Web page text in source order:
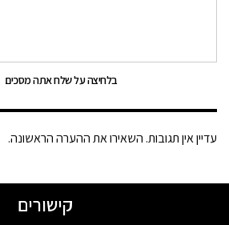
בלחיצה על שלח אתה מסכים
עדיין אין תגובות. השאירו את ההערה הראשונה.
קישורים